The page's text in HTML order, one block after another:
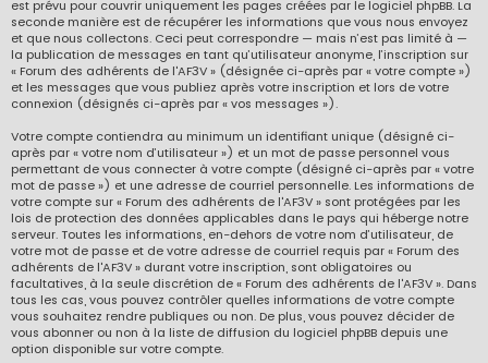
est prévu pour couvrir uniquement les pages créées par le logiciel phpBB. La
seconde manière est de récupérer les informations que vous nous envoyez
et que nous collectons. Ceci peut correspondre — mais n’est pas limité à —
la publication de messages en tant qu’utilisateur anonyme, l’inscription sur
« Forum des adhérents de l'AF3V » (désignée ci-après par « votre compte »)
et les messages que vous publiez après votre inscription et lors de votre
connexion (désignés ci-après par « vos messages »).
Votre compte contiendra au minimum un identifiant unique (désigné ci-
après par « votre nom d’utilisateur ») et un mot de passe personnel vous
permettant de vous connecter à votre compte (désigné ci-après par « votre
mot de passe ») et une adresse de courriel personnelle. Les informations de
votre compte sur « Forum des adhérents de l'AF3V » sont protégées par les
lois de protection des données applicables dans le pays qui héberge notre
serveur. Toutes les informations, en-dehors de votre nom d’utilisateur, de
votre mot de passe et de votre adresse de courriel requis par « Forum des
adhérents de l'AF3V » durant votre inscription, sont obligatoires ou
facultatives, à la seule discrétion de « Forum des adhérents de l'AF3V ». Dans
tous les cas, vous pouvez contrôler quelles informations de votre compte
vous souhaitez rendre publiques ou non. De plus, vous pouvez décider de
vous abonner ou non à la liste de diffusion du logiciel phpBB depuis une
option disponible sur votre compte.